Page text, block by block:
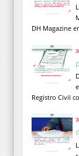
DH Magazine
Registro Civil